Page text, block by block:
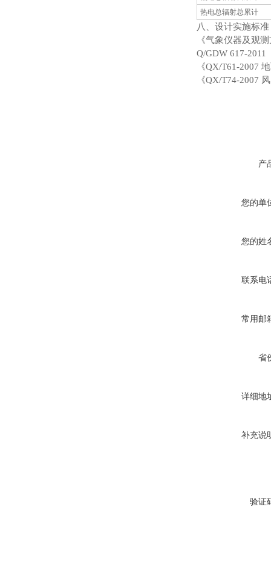
热电总辐射总累计
八、设计实施标准
《气象仪器及观
Q/GDW 617-
《QX/T61-2007
《QX/T74-2007
产
您的单
您的姓
联系电
常用邮
省
详细地
补充说
验证